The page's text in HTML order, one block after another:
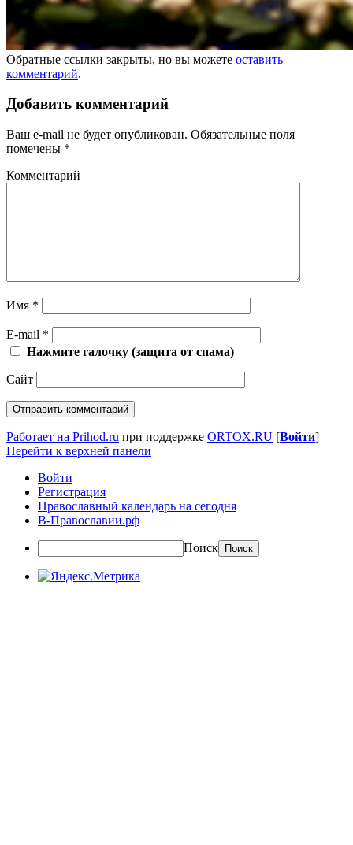
Обратные ссылки закрыты, но вы можете оставить
комментарий.
Добавить комментарий
Ваш e-mail не будет опубликован. Обязательные поля
помечены *
Комментарий
Имя *
E-mail *
Нажмите галочку (защита от спама)
Сайт
Работает на Prihod.ru при поддержке ORTOX.RU [Войти]
Перейти к верхней панели
Войти
Регистрация
Православный календарь на сегодня
В-Православии.рф
Поиск